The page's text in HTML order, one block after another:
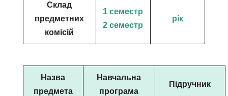
Склад
предметних
комісій
1 семестр
2 семестр
рік
Назва
предмета
Навчальна
програма
Підручник